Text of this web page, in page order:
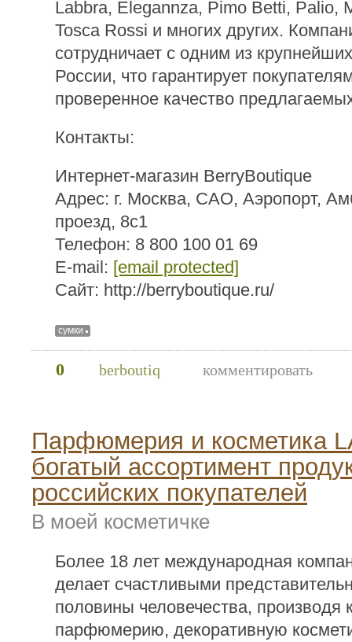
Labbra, Elegannza, Pimo Betti, Palio,
Tosca Rossi и многих других.
сотрудничает с одним из
России, что гарантирует
проверенное качество
Контакты:
Интернет-магазин BerryBoutique
Адрес: г. Москва, САО, Аэропорт,
проезд, 8с1
Телефон: 8 800 100 01 69
E-mail: [email protected]
Сайт: http://berryboutique.ru/
сумки
0 berboutiq комментировать
Парфюмерия и косметика
богатый ассортимент
российских покупателей
В моей косметичке
Более 18 лет международная
делает счастливыми
половины человечества, производя
парфюмерию, декоративную